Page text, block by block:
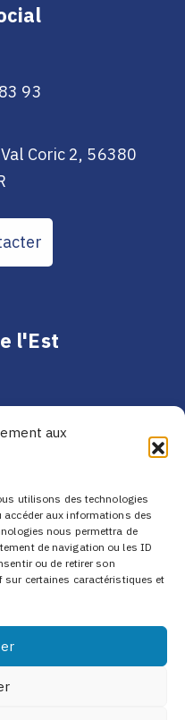
aux
utilisons des technologies
aux informations des
nous permettra de
de navigation ou les ID
ou de retirer son
sur certaines caractéristiques et
93
Coric 2, 56380
l'Est
de cookies